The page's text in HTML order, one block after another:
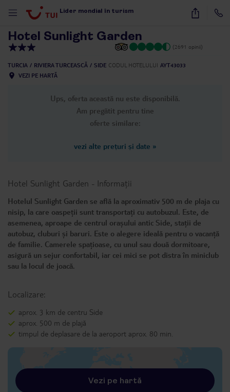
Lider mondial în turism 9
Hotel Sunlight Garden
(2691 opinii)
TURCIA RIVIERA TURCEASCĂ SIDE CODUL HOTELULUI AYT43033
VEZI PE HARTĂ
Ups, oferta această nu este disponibilă.
Am pregătit pentru tine
oferte similare:
vezi alte prețuri și date »
Hotel Sunlight Garden - Informații
Hotelul Sunlight Garden se află la aproximativ 500 m de plaja cu
nisip, la care oaspeții sunt transportați cu autobuzul. Este, de
asemenea, aproape de centrul orașului antic Side, stații de
autobuz, cluburi și baruri. Este o alegere ideală pentru o vacanță
de familie. Camerele spațioase, cu unul sau două dormitoare,
asigură un sejur confortabil, iar cei mici se pot distra în miniclub
sau la locul de joacă.
Localizare:
aprox. 3 km de centru Side
aprox. 500 m de plajă
timpul de deplasare de la aeroport aprox. 80 min.
Vezi pe hartă